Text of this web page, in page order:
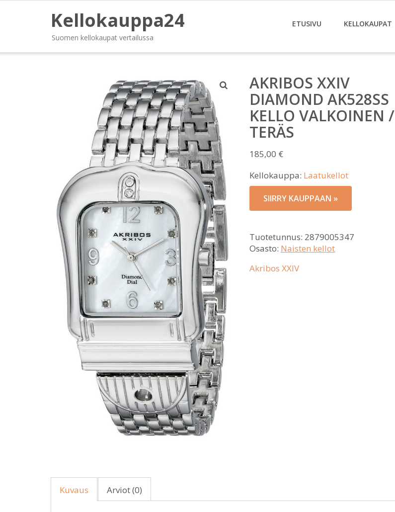
Kellokauppa24
Suomen kellokaupat vertailussa
ETUSIVU KELLOKAUPAT
AKRIBOS XXIV
DIAMOND AK528SS
KELLO VALKOINEN /
TERÄS
185,00 €
Kellokauppa: Laatukellot
SIIRRY KAUPPAAN »
Tuotetunnus: 2879005347
Osasto: Naisten kellot
Akribos XXIV
Kuvaus Arviot (0)